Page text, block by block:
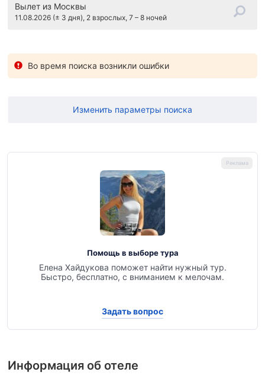
Вылет из Москвы
11.08.2026 (± 3 дня), 2 взрослых, 7 – 8 ночей
Во время поиска возникли ошибки
Изменить параметры поиска
Помощь в выборе тура
Елена Хайдукова поможет найти нужный тур.
Быстро, бесплатно, с вниманием к мелочам.
Задать вопрос
Информация об отеле